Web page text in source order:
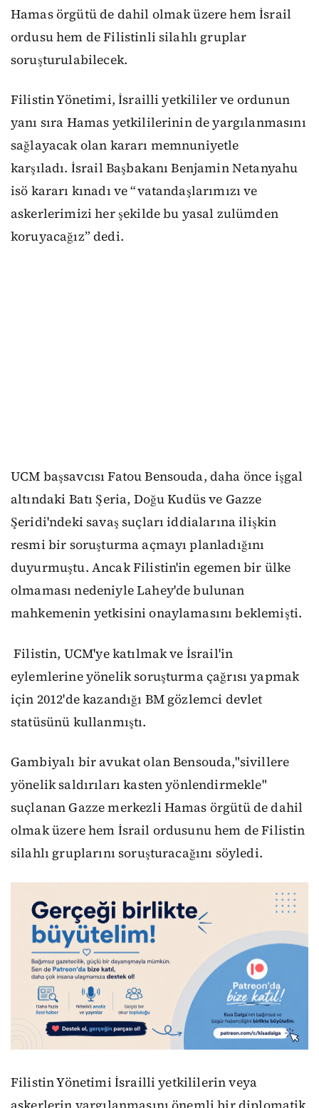
Hamas örgütü de dahil olmak üzere hem İsrail
ordusu hem de Filistinli silahlı gruplar
soruşturulabilecek.
Filistin Yönetimi, İsrailli yetkililer ve ordunun
yanı sıra Hamas yetkililerinin de yargılanmasını
sağlayacak olan kararı memnuniyetle
karşıladı. İsrail Başbakanı Benjamin Netanyahu
isö kararı kınadı ve “vatandaşlarımızı ve
askerlerimizi her şekilde bu yasal zulümden
koruyacağız” dedi.
UCM başsavcısı Fatou Bensouda, daha önce işgal
altındaki Batı Şeria, Doğu Kudüs ve Gazze
Şeridi'ndeki savaş suçları iddialarına ilişkin
resmi bir soruşturma açmayı planladığını
duyurmuştu. Ancak Filistin'in egemen bir ülke
olmaması nedeniyle Lahey'de bulunan
mahkemenin yetkisini onaylamasını beklemişti.
Filistin, UCM'ye katılmak ve İsrail'in
eylemlerine yönelik soruşturma çağrısı yapmak
için 2012'de kazandığı BM gözlemci devlet
statüsünü kullanmıştı.
Gambiyalı bir avukat olan Bensouda,"sivillere
yönelik saldırıları kasten yönlendirmekle"
suçlanan Gazze merkezli Hamas örgütü de dahil
olmak üzere hem İsrail ordusunu hem de Filistin
silahlı gruplarını soruşturacağını söyledi.
Filistin Yönetimi İsrailli yetkililerin veya